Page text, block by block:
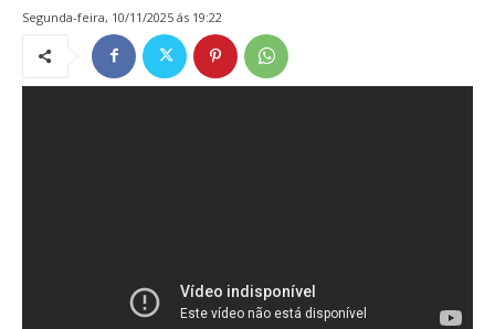
segunda-feira, 10/11/2025 ás 19:22